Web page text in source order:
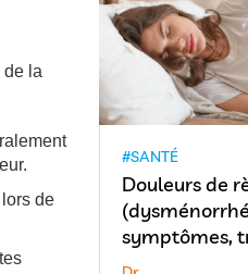
de la
de
#SANTÉ
Douleurs de
symptômes,